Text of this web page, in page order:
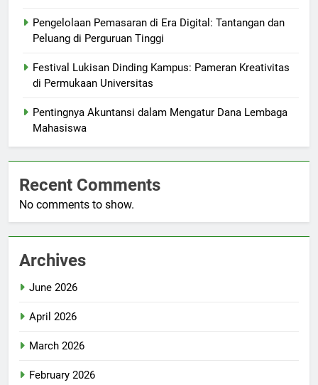
Pengelolaan Pemasaran di Era Digital: Tantangan dan
Peluang di Perguruan Tinggi
Festival Lukisan Dinding Kampus: Pameran Kreativitas
di Permukaan Universitas
Pentingnya Akuntansi dalam Mengatur Dana Lembaga
Mahasiswa
Recent Comments
No comments to show.
Archives
June 2026
April 2026
March 2026
February 2026